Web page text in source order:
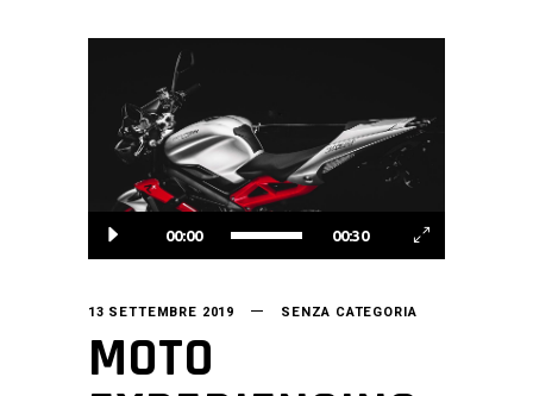
00:00 00:30
13 SETTEMBRE 2019 SENZA CATEGORIA
MOTO